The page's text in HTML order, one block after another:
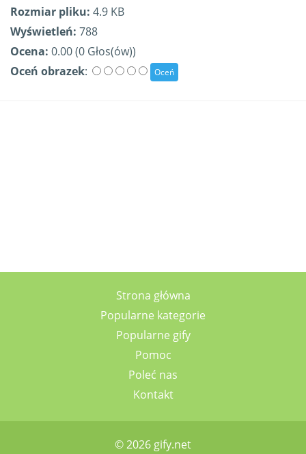
Rozmiar pliku: 4.9 KB
Wyświetleń: 788
Ocena: 0.00 (0 Głos(ów))
Oceń obrazek:
Strona główna
Popularne kategorie
Popularne gify
Pomoc
Poleć nas
Kontakt
© 2026 gify.net